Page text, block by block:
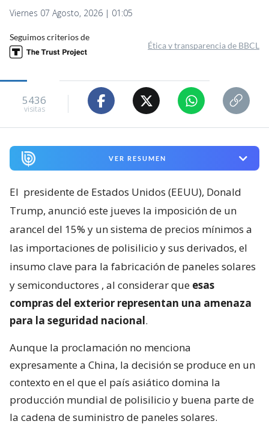
Viernes 07 Agosto, 2026 | 01:05
Seguimos criterios de
Ética y transparencia de BBCL
5436
visitas
VER RESUMEN
El presidente de Estados Unidos (EEUU), Donald
Trump, anunció este jueves la imposición de un
arancel del 15% y un sistema de precios mínimos a
las importaciones de polisilicio y sus derivados, el
insumo clave para la fabricación de paneles solares
y semiconductores , al considerar que esas
compras del exterior representan una amenaza
para la seguridad nacional.
Aunque la proclamación no menciona
expresamente a China, la decisión se produce en un
contexto en el que el país asiático domina la
producción mundial de polisilicio y buena parte de
la cadena de suministro de paneles solares.